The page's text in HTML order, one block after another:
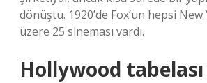
dönüştü. 1920’de Fox’un hepsi
üzere 25 sineması vardı.
Hollywood